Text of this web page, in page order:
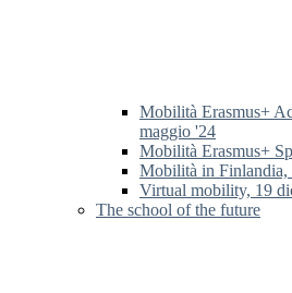
Mobilità Erasmus+
maggio '24
Mobilità Erasmus+
Mobilità in Finlandia,
Virtual mobility, 19
The school of the future